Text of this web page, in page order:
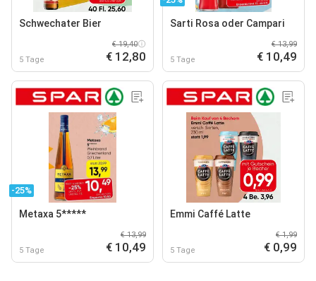
Schwechater Bier
5 Tage
€ 19,40
€ 12,80
Sarti Rosa oder Campari
5 Tage
€ 13,99
€ 10,49
-25%
Metaxa 5*****
5 Tage
€ 13,99
€ 10,49
Emmi Caffé Latte
5 Tage
€ 1,99
€ 0,99